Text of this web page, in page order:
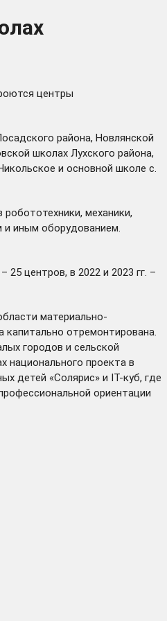
центры
района, Новлянской
школах Лухского района,
и основной школе с.
механики,
и иным оборудованием.
центров, в 2022 и 2023 гг. –
материально-
отремонтирована.
городов и сельской
национального проекта в
детей «Солярис» и IT-куб, где
ориентации